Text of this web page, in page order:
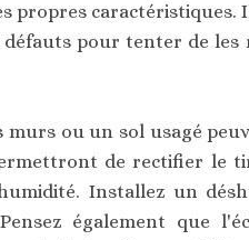
propres caractéristiques.
pour tenter de les
murs ou un sol usagé
de rectifier le
Installez un
également que